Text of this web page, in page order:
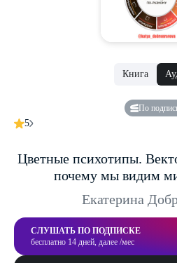
Книга
По
5
Цветные психотипы.
почему мы видим
Екатерина
СЛУШАТЬ ПО ПОДПИСКЕ
бесплатно 14 дней, далее /мес